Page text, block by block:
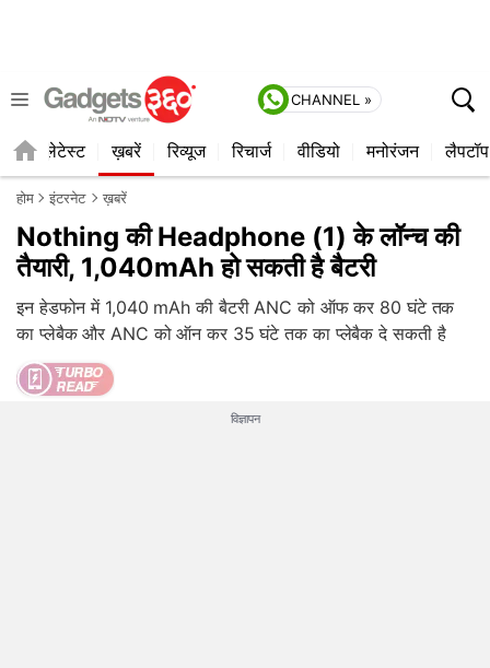
CHANNEL »
लेटेस्ट ख़बरें रिव्यूज रिचार्ज वीडियो मनोरंजन लैपटॉप
होम इंटरनेट ख़बरें
Nothing की Headphone (1) के लॉन्च की
तैयारी, 1,040mAh हो सकती है बैटरी
इन हेडफोन में 1,040 mAh की बैटरी ANC को ऑफ कर 80 घंटे तक
का प्लेबैक और ANC को ऑन कर 35 घंटे तक का प्लेबैक दे सकती है
विज्ञापन